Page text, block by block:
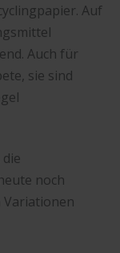
Auf
Auch für
sie sind
noch
Variationen